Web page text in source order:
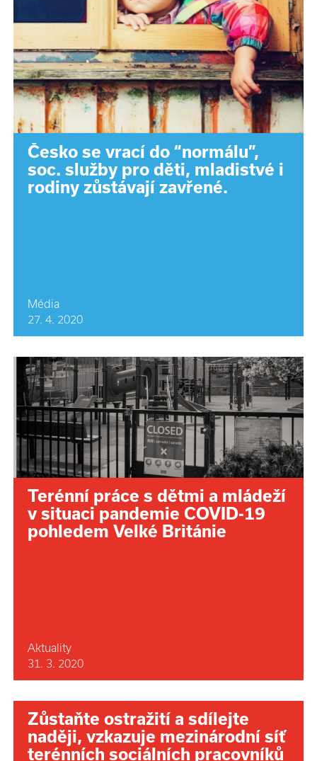
Česko se vrací do “normálu”,
soc. služby pro děti, mladistvé i
rodiny zůstávají zavřené.
Média
27. 4. 2020
Terénní práce s dětmi a mládeží
v situaci pandemie COVID-19
pohledem Velké Británie
Aktuality
31. 3. 2020
Zůstaňte ostražití a sdílejte
naději, vzkazuje mezinárodní síť
terénních sociálních pracovníků